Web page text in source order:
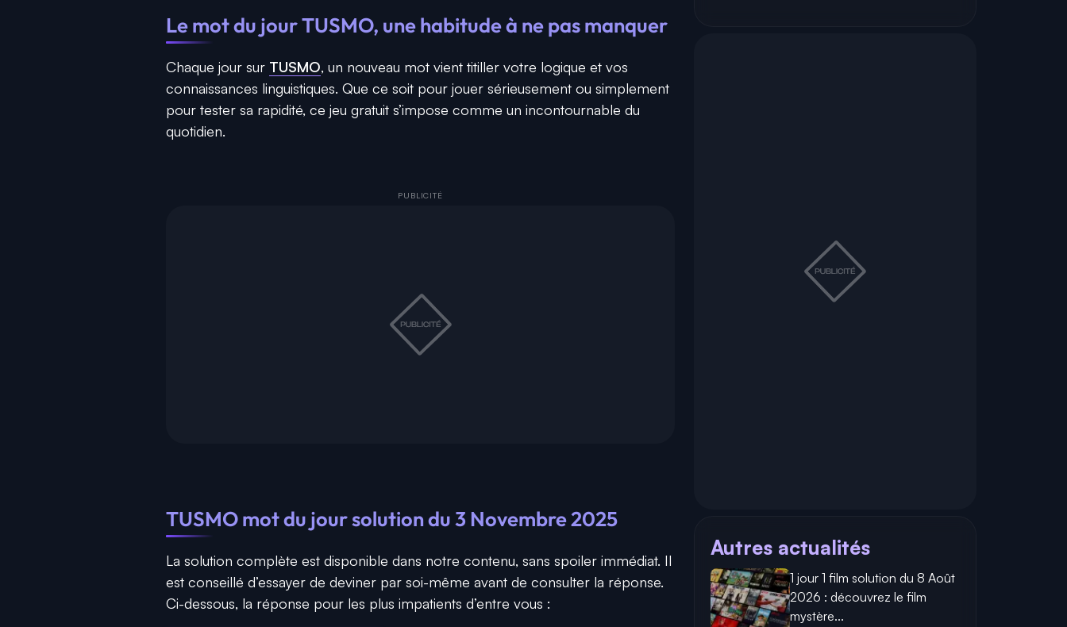
Le mot du jour TUSMO, une habitude à ne pas manquer
Chaque jour sur TUSMO, un nouveau mot vient titiller votre logique et vos
connaissances linguistiques. Que ce soit pour jouer sérieusement ou simplement
pour tester sa rapidité, ce jeu gratuit s’impose comme un incontournable du
quotidien.
TUSMO mot du jour solution du 3 Novembre 2025
La solution complète est disponible dans notre contenu, sans spoiler immédiat. Il
est conseillé d’essayer de deviner par soi-même avant de consulter la réponse.
Ci-dessous, la réponse pour les plus impatients d’entre vous :
Autres actualités
1 jour 1 film solution du 8 Août
2026 : découvrez le film
mystère...